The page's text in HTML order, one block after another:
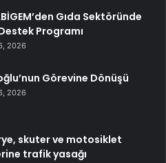
Gıda Sektöründe
Programı
2026
Görevine Dönüşü
2026
skuter ve motosiklet
trafik yasağı